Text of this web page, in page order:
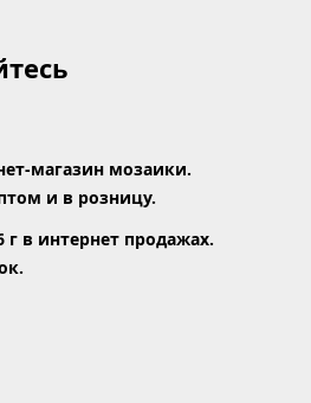
магазин мозаики.
и в розницу.
г в интернет продажах.